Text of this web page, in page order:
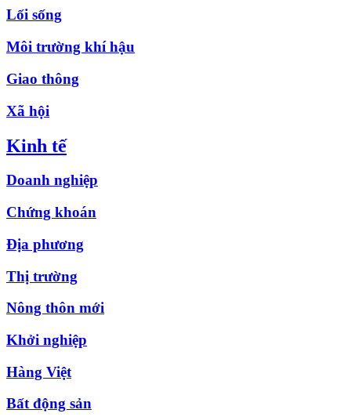
Lối sống
Môi trường khí hậu
Giao thông
Xã hội
Kinh tế
Doanh nghiệp
Chứng khoán
Địa phương
Thị trường
Nông thôn mới
Khởi nghiệp
Hàng Việt
Bất động sản